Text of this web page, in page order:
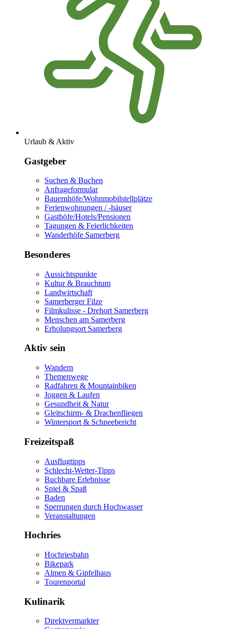
Urlaub & Aktiv
Gastgeber
Suchen & Buchen
Anfrageformular
Bauernhöfe/Wohnmobilstellplätze
Ferienwohnungen / -häuser
Gasthöfe/Hotels/Pensionen
Tagungen & Feierlichkeiten
Wanderhöfe Samerberg
Besonderes
Aussichtspunkte
Kultur & Brauchtum
Landwirtschaft
Samerberger Filze
Filmkulisse - Drehort Samerberg
Menschen am Samerberg
Erholungsort Samerberg
Aktiv sein
Wandern
Themenwege
Radfahren & Mountainbiken
Joggen & Laufen
Gesundheit & Natur
Gleitschirm- & Drachenfliegen
Wintersport & Schneebericht
Freizeitspaß
Ausflugtipps
Schlecht-Wetter-Tipps
Buchbare Erlebnisse
Spiel & Spaß
Baden
Sperrungen durch Hochwasser
Veranstaltungen
Hochries
Hochriesbahn
Bikepark
Almen & Gipfelhaus
Tourenportal
Kulinarik
Direktvermarkter